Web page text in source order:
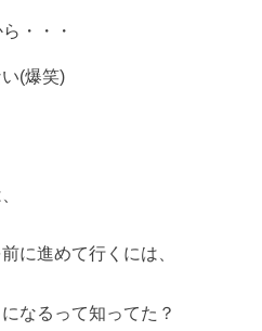
・・・
(爆笑)
に進めて行くには、
なるって知ってた？